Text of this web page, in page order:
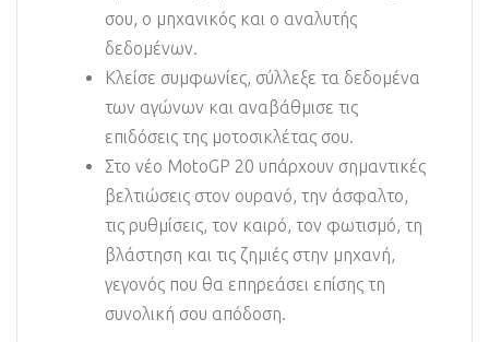
σου, ο μηχανικός και ο αναλυτής
δεδομένων.
Κλείσε συμφωνίες, σύλλεξε τα δεδομένα
των αγώνων και αναβάθμισε τις
επιδόσεις της μοτοσικλέτας σου.
Στο νέο MotoGP 20 υπάρχουν σημαντικές
βελτιώσεις στον ουρανό, την άσφαλτο,
τις ρυθμίσεις, τον καιρό, τον φωτισμό, τη
βλάστηση και τις ζημιές στην μηχανή,
γεγονός που θα επηρεάσει επίσης τη
συνολική σου απόδοση.